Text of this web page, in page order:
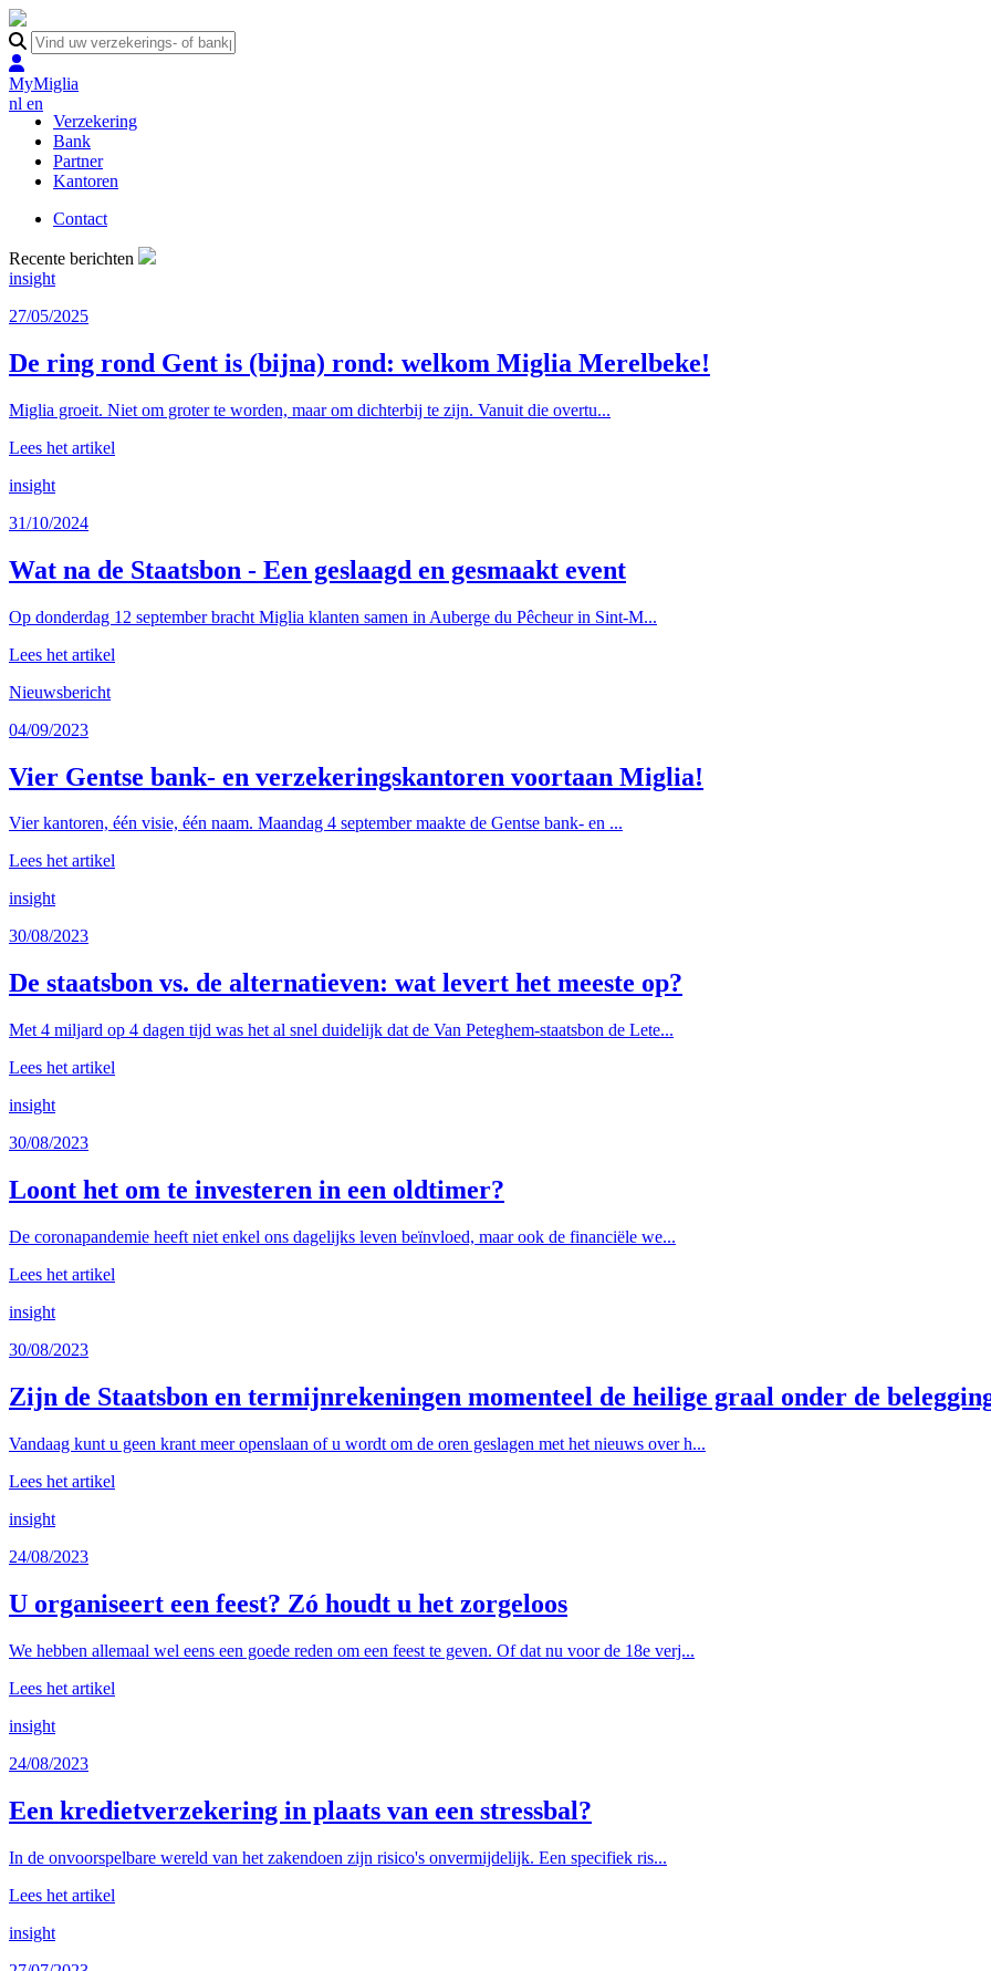
MyMiglia
nl en
Verzekering
Bank
Partner
Kantoren
Contact
Recente berichten
insight
27/05/2025
De ring rond Gent is (bijna) rond: welkom Miglia Merelbeke!
Miglia groeit. Niet om groter te worden, maar om dichterbij te zijn. Vanuit die overtu...
Lees het artikel
insight
31/10/2024
Wat na de Staatsbon - Een geslaagd en gesmaakt event
Op donderdag 12 september bracht Miglia klanten samen in Auberge du Pêcheur in Sint-M...
Lees het artikel
Nieuwsbericht
04/09/2023
Vier Gentse bank- en verzekeringskantoren voortaan Miglia!
Vier kantoren, één visie, één naam. Maandag 4 september maakte de Gentse bank- en ...
Lees het artikel
insight
30/08/2023
De staatsbon vs. de alternatieven: wat levert het meeste op?
Met 4 miljard op 4 dagen tijd was het al snel duidelijk dat de Van Peteghem-staatsbon de Lete...
Lees het artikel
insight
30/08/2023
Loont het om te investeren in een oldtimer?
De coronapandemie heeft niet enkel ons dagelijks leven beïnvloed, maar ook de financiële we...
Lees het artikel
insight
30/08/2023
Zijn de Staatsbon en termijnrekeningen momenteel de heilige graal onder de
Vandaag kunt u geen krant meer openslaan of u wordt om de oren geslagen met het nieuws over h...
Lees het artikel
insight
24/08/2023
U organiseert een feest? Zó houdt u het zorgeloos
We hebben allemaal wel eens een goede reden om een feest te geven. Of dat nu voor de 18e verj...
Lees het artikel
insight
24/08/2023
Een kredietverzekering in plaats van een stressbal?
In de onvoorspelbare wereld van het zakendoen zijn risico's onvermijdelijk. Een specifiek ris...
Lees het artikel
insight